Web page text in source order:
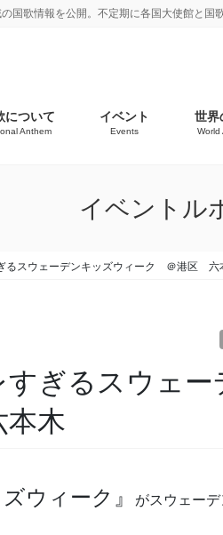
歌情報を公開。不定期に各国大使館と国
について
Anthem
イベント
Events
世界
World
イベントル
るスウェーデンキッズウィーク ＠港区 六
ぎるスウェー
木
ウィーク』
がスウェー